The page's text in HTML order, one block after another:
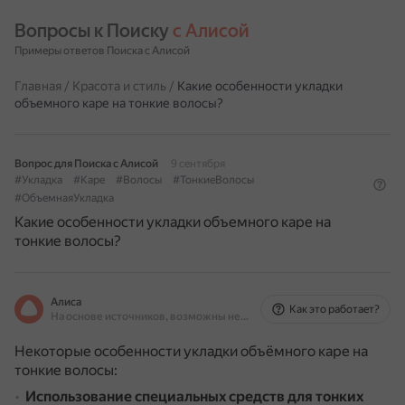
Вопросы к Поиску с Алисой
Примеры ответов Поиска с Алисой
Главная / Красота и стиль / Какие особенности укладки
объемного каре на тонкие волосы?
Вопрос для Поиска с Алисой
9 сентября
#Укладка
#Каре #Волосы
#ТонкиеВолосы
#ОбъемнаяУкладка
Какие особенности укладки объемного каре на
тонкие волосы?
Алиса
На основе источников, возможны неточности
Как это работает?
Некоторые особенности укладки объёмного каре на
тонкие волосы:
Использование специальных средств для тонких